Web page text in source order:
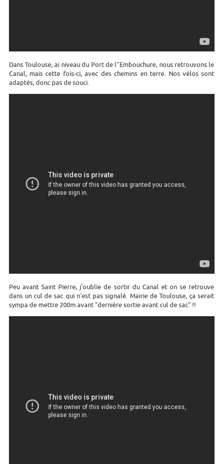
Dans Toulouse, ai niveau du Port de l''Embouchure, nous retrouvons le
Canal, mais cette fois-ci, avec des chemins en terre. Nos vélos sont
adaptés, donc pas de souci.
Peu avant Saint Pierre, j'oublie de sortir du Canal et on se retrouve
dans un cul de sac qui n'est pas signalé. Mairie de Toulouse, ça serait
sympa de mettre 200m avant "dernière sortie avant cul de sac" !!